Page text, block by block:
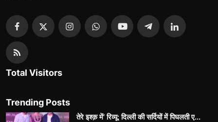
Total Visitors
Trending Posts
तेरे इश्क़ में’ रिव्यू: दिल्ली की सर्दियों में पिघलती ए...